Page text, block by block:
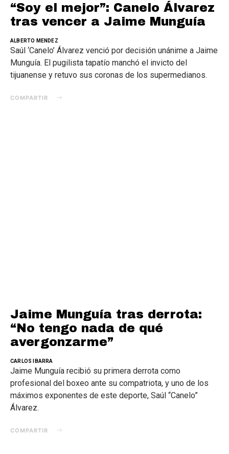
“Soy el mejor”: Canelo Álvarez
tras vencer a Jaime Munguía
ALBERTO MENDEZ
Saúl ‘Canelo’ Álvarez venció por decisión unánime a Jaime
Munguía. El pugilista tapatío manchó el invicto del
tijuanense y retuvo sus coronas de los supermedianos.
COMPARTIR
Jaime Munguía tras derrota:
“No tengo nada de qué
avergonzarme”
CARLOS IBARRA
Jaime Munguía recibió su primera derrota como
profesional del boxeo ante su compatriota, y uno de los
máximos exponentes de este deporte, Saúl “Canelo”
Álvarez.
COMPARTIR